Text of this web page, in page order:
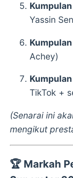
Yassin
Achey)
TikTok +
(Senarai ini
mengikut
🏆 Markah